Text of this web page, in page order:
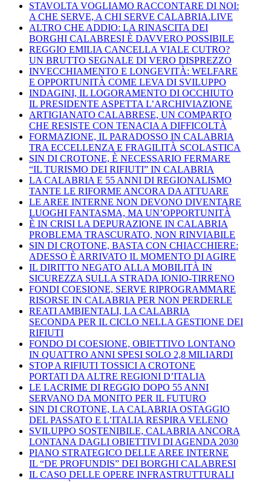
STAVOLTA VOGLIAMO RACCONTARE DI NOI:
A CHE SERVE, A CHI SERVE CALABRIA.LIVE
ALTRO CHE ADDIO: LA RINASCITA DEI
BORGHI CALABRESI È DAVVERO POSSIBILE
REGGIO EMILIA CANCELLA VIALE CUTRO?
UN BRUTTO SEGNALE DI VERO DISPREZZO
INVECCHIAMENTO E LONGEVITÀ: WELFARE
E OPPORTUNITÀ COME LEVA DI SVILUPPO
INDAGINI, IL LOGORAMENTO DI OCCHIUTO
IL PRESIDENTE ASPETTA L’ARCHIVIAZIONE
ARTIGIANATO CALABRESE, UN COMPARTO
CHE RESISTE CON TENACIA A DIFFICOLTÀ
FORMAZIONE, IL PARADOSSO IN CALABRIA
TRA ECCELLENZA E FRAGILITÀ SCOLASTICA
SIN DI CROTONE, È NECESSARIO FERMARE
“IL TURISMO DEI RIFIUTI” IN CALABRIA
LA CALABRIA E 55 ANNI DI REGIONALISMO
TANTE LE RIFORME ANCORA DA ATTUARE
LE AREE INTERNE NON DEVONO DIVENTARE
LUOGHI FANTASMA, MA UN’OPPORTUNITÀ
È IN CRISI LA DEPURAZIONE IN CALABRIA
PROBLEMA TRASCURATO, NON RINVIABILE
SIN DI CROTONE, BASTA CON CHIACCHIERE:
ADESSO È ARRIVATO IL MOMENTO DI AGIRE
IL DIRITTO NEGATO ALLA MOBILITÀ IN
SICUREZZA SULLA STRADA IONIO-TIRRENO
FONDI COESIONE, SERVE RIPROGRAMMARE
RISORSE IN CALABRIA PER NON PERDERLE
REATI AMBIENTALI, LA CALABRIA
SECONDA PER IL CICLO NELLA GESTIONE DEI
RIFIUTI
FONDO DI COESIONE, OBIETTIVO LONTANO
IN QUATTRO ANNI SPESI SOLO 2,8 MILIARDI
STOP A RIFIUTI TOSSICI A CROTONE
PORTATI DA ALTRE REGIONI D’ITALIA
LE LACRIME DI REGGIO DOPO 55 ANNI
SERVANO DA MONITO PER IL FUTURO
SIN DI CROTONE, LA CALABRIA OSTAGGIO
DEL PASSATO E L’ITALIA RESPIRA VELENO
SVILUPPO SOSTENIBILE, CALABRIA ANCORA
LONTANA DAGLI OBIETTIVI DI AGENDA 2030
PIANO STRATEGICO DELLE AREE INTERNE
IL “DE PROFUNDIS” DEI BORGHI CALABRESI
IL CASO DELLE OPERE INFRASTRUTTURALI